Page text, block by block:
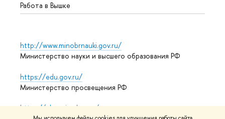
Работа в Вышке
http://www.minobrnauki.gov.ru/
Министерство науки и высшего образования РФ
https://edu.gov.ru/
Министерство просвещения РФ
https://elearning.hse.ru/mooc